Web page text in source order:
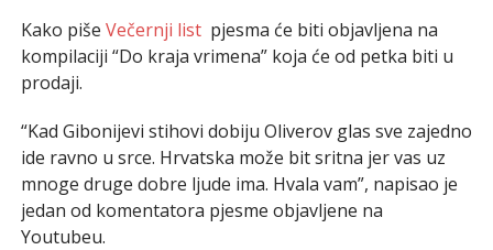
Kako piše Večernji list pjesma će biti objavljena na
kompilaciji “Do kraja vrimena” koja će od petka biti u
prodaji.
“Kad Gibonijevi stihovi dobiju Oliverov glas sve zajedno
ide ravno u srce. Hrvatska može bit sritna jer vas uz
mnoge druge dobre ljude ima. Hvala vam”, napisao je
jedan od komentatora pjesme objavljene na
Youtubeu.